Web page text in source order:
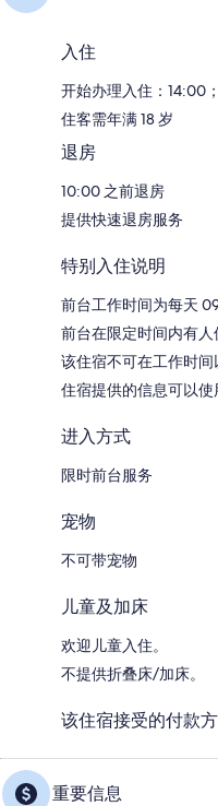
入住
开始办理入住：14:00
住客需年满 18 岁
退房
10:00 之前退房
提供快速退房服务
特别入住说明
前台工作时间为每天
前台在限定时间内有人
该住宿不可在工作时
住宿提供的信息可以
进入方式
限时前台服务
宠物
不可带宠物
儿童及加床
欢迎儿童入住。
不提供折叠床/加床。
该住宿接受的付款
重要信息